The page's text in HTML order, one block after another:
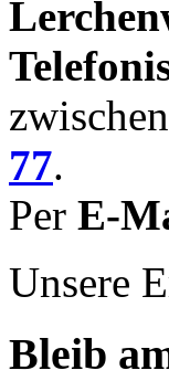
zwischen
77.
Per E-
Unsere
Bleib